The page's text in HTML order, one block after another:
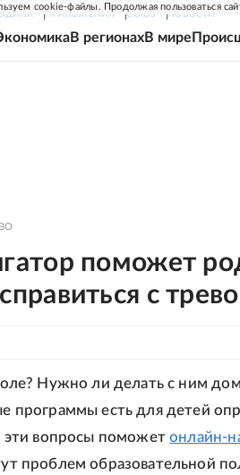
cookie-файлы. Продолжая пользоваться
ПРИЛОЖЕНИЯ СОЮЗ НОВОСТИ
В регионахВ мире
поможет
с
Нужно ли делать с ним
программы есть для детей
эти вопросы поможетонлайн-
проблем образовательной